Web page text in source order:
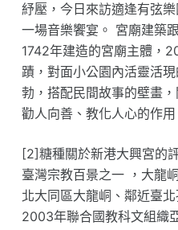
紓壓，今日來訪適逢有弦
一場音樂饗宴。 宮廟建築
1742年建造的宮廟主體，
蹟，對面小公園內活靈活
勃，搭配民間故事的壁畫
勸人向善、教化人心的作用
[2]糖種關於新港大興宮的
臺灣宗教百景之一 ，大龍
北大同區大龍峒、鄰近臺
2003年聯合國教科文組織